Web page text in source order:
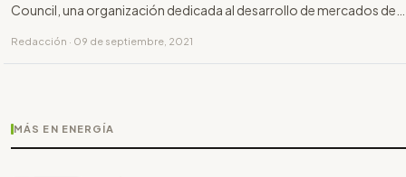
Council, una organización dedicada al desarrollo de mercados de
Redacción · 09 de septiembre, 2021
MÁS EN ENERGÍA